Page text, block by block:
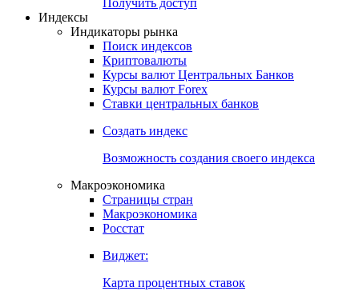
Попробуйте7-дневный
Откройте глобальную базу данных
Получить доступ
Индикаторы рынка
Поиск индексов
Курсы валют Центральных Банков
Ставки центральных банков
Создать индекс
Возможность создания своего индекса
Страницы стран
Росстат